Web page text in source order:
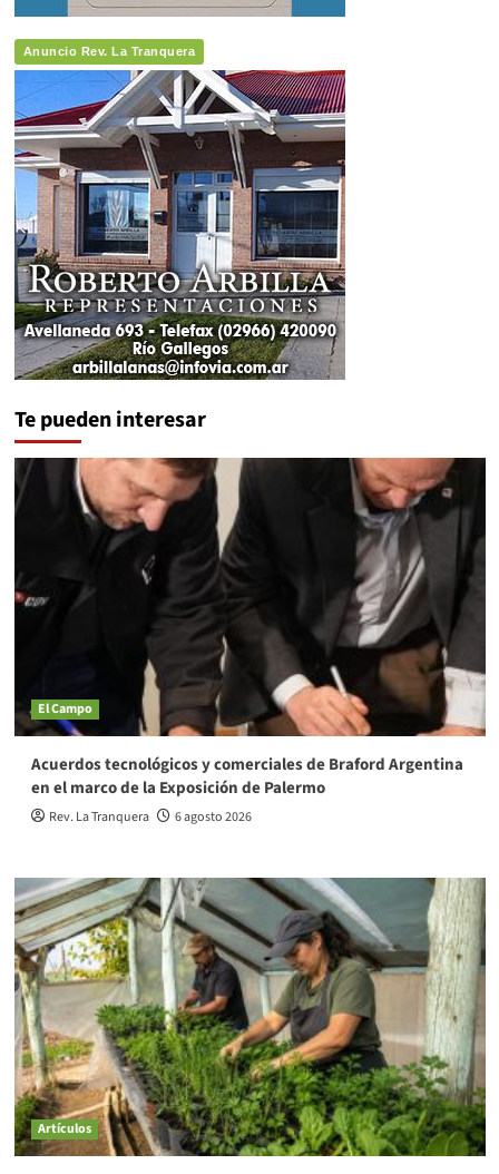
Anuncio Rev. La Tranquera
Te pueden interesar
El Campo
Acuerdos tecnológicos y comerciales de Braford Argentina
en el marco de la Exposición de Palermo
Rev. La Tranquera 6 agosto 2026
Artículos